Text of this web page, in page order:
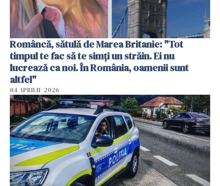
Româncă, sătulă de Marea Britanie: "Tot
timpul te fac să te simți un străin. Ei nu
lucrează ca noi. În România, oamenii sunt
altfel"
04 APRILIE 2026